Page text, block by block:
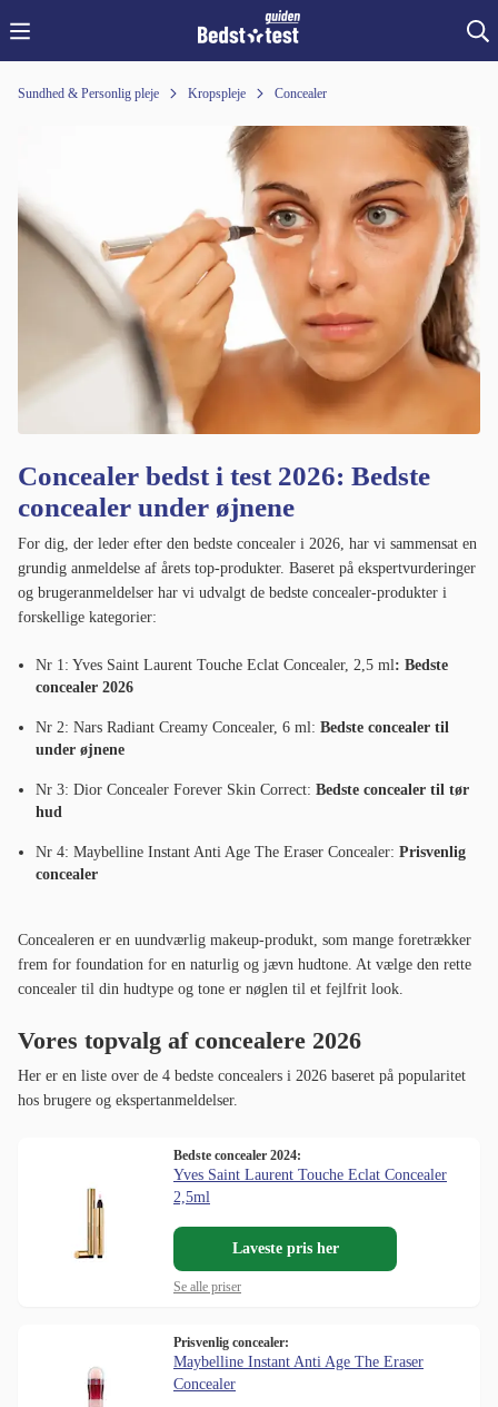
Sundhed & Personlig pleje Kropspleje Concealer
Concealer bedst i test 2026: Bedste
concealer under øjnene
For dig, der leder efter den bedste concealer i 2026, har vi sammensat en
grundig anmeldelse af årets top-produkter. Baseret på ekspertvurderinger
og brugeranmeldelser har vi udvalgt de bedste concealer-produkter i
forskellige kategorier:
Nr 1: Yves Saint Laurent Touche Eclat Concealer, 2,5 ml: Bedste
concealer 2026
Nr 2: Nars Radiant Creamy Concealer, 6 ml: Bedste concealer til
under øjnene
Nr 3: Dior Concealer Forever Skin Correct: Bedste concealer til tør
hud
Nr 4: Maybelline Instant Anti Age The Eraser Concealer: Prisvenlig
concealer
Concealeren er en uundværlig makeup-produkt, som mange foretrækker
frem for foundation for en naturlig og jævn hudtone. At vælge den rette
concealer til din hudtype og tone er nøglen til et fejlfrit look.
Vores topvalg af concealere 2026
Her er en liste over de 4 bedste concealers i 2026 baseret på popularitet
hos brugere og ekspertanmeldelser.
Bedste concealer 2024:
Yves Saint Laurent Touche Eclat Concealer
2,5ml
Laveste pris her
Se alle priser
Prisvenlig concealer:
Maybelline Instant Anti Age The Eraser
Concealer